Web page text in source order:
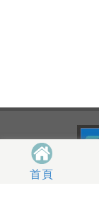
首頁